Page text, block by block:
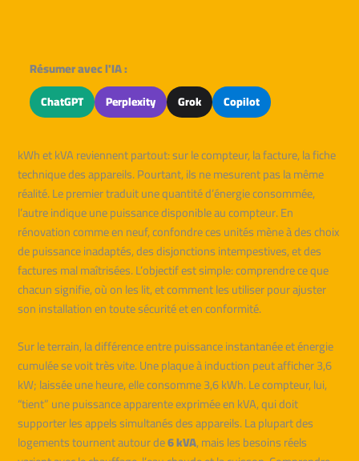
Résumer avec l'IA :
ChatGPT Perplexity Grok Copilot
kWh et kVA reviennent partout: sur le compteur, la facture, la fiche
technique des appareils. Pourtant, ils ne mesurent pas la même
réalité. Le premier traduit une quantité d’énergie consommée,
l’autre indique une puissance disponible au compteur. En
rénovation comme en neuf, confondre ces unités mène à des choix
de puissance inadaptés, des disjonctions intempestives, et des
factures mal maîtrisées. L’objectif est simple: comprendre ce que
chacun signifie, où on les lit, et comment les utiliser pour ajuster
son installation en toute sécurité et en conformité.
Sur le terrain, la différence entre puissance instantanée et énergie
cumulée se voit très vite. Une plaque à induction peut afficher 3,6
kW; laissée une heure, elle consomme 3,6 kWh. Le compteur, lui,
“tient” une puissance apparente exprimée en kVA, qui doit
supporter les appels simultanés des appareils. La plupart des
logements tournent autour de6 kVA, mais les besoins réels